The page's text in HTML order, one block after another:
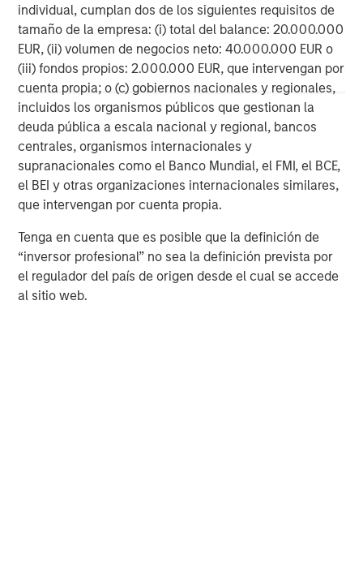
individual, cumplan dos de los siguientes requisitos de
tamaño de la empresa: (i) total del balance: 20.000.000
EUR, (ii) volumen de negocios neto: 40.000.000 EUR o
(iii) fondos propios: 2.000.000 EUR, que intervengan por
cuenta propia; o (c) gobiernos nacionales y regionales,
incluidos los organismos públicos que gestionan la
deuda pública a escala nacional y regional, bancos
centrales, organismos internacionales y
supranacionales como el Banco Mundial, el FMI, el BCE,
el BEI y otras organizaciones internacionales similares,
que intervengan por cuenta propia.
Tenga en cuenta que es posible que la definición de
“inversor profesional” no sea la definición prevista por
el regulador del país de origen desde el cual se accede
al sitio web.
About Morgan Stanley
Morgan Stanley (NYSE: MS) is a leading global financial
services firm providing a wide range of investment
banking, securities, wealth management and investment
management services. With offices in 42 countries, the
Firm's employees serve clients worldwide including
corporations, governments, institutions and individuals.
For more information about Morgan Stanley, please visit
https://www.morganstanley.com/
Morgan Stanley Capital Partners manages a middle-
market private equity platform with a strong focus on
value creation. The team has invested capital in a broad